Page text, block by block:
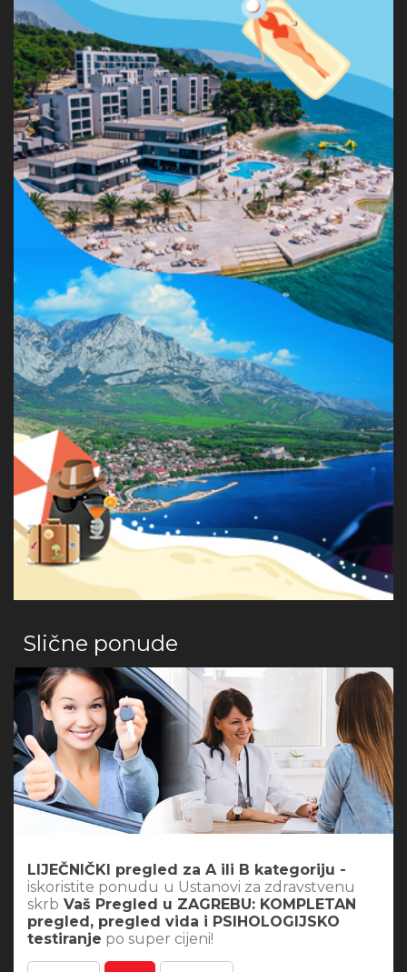
Slične ponude
LIJEČNIČKI pregled za A ili B kategoriju -
iskoristite ponudu u Ustanovi za zdravstvenu
skrb Vaš Pregled u ZAGREBU: KOMPLETAN
pregled, pregled vida i PSIHOLOGIJSKO
testiranje po super cijeni!